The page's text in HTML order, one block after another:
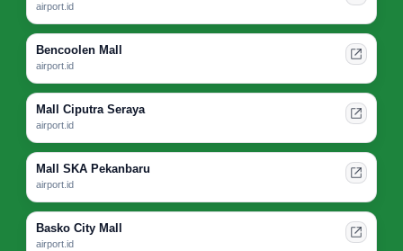
airport.id
Bencoolen Mall
airport.id
Mall Ciputra Seraya
airport.id
Mall SKA Pekanbaru
airport.id
Basko City Mall
airport.id